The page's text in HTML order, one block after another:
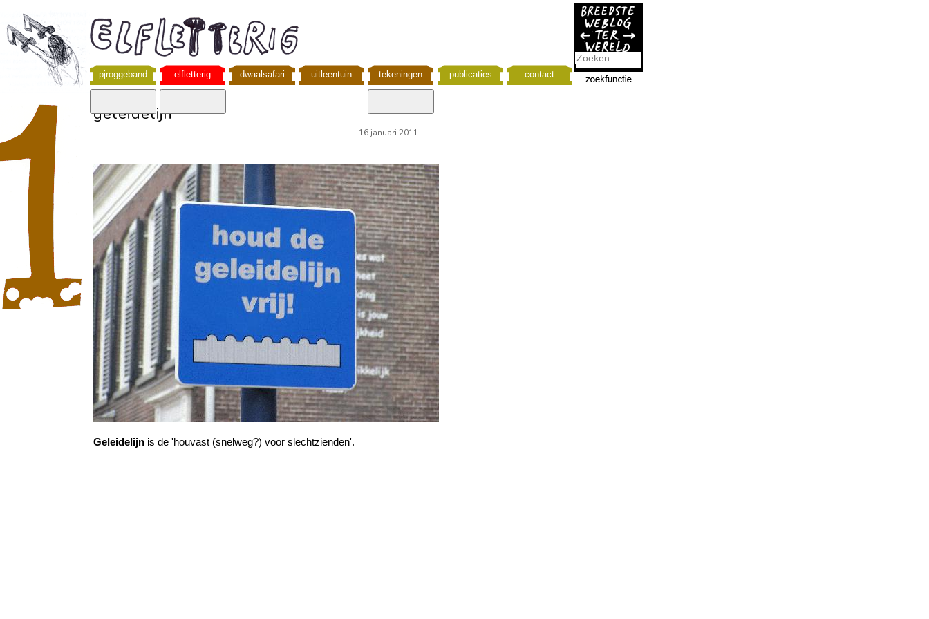
pjroggeband elfletterig dwaalsafari uitleentuin tekeningen publicaties contact
geleidelijn
16 januari 2011
Geleidelijn is de 'houvast (snelweg?) voor slechtzienden'.